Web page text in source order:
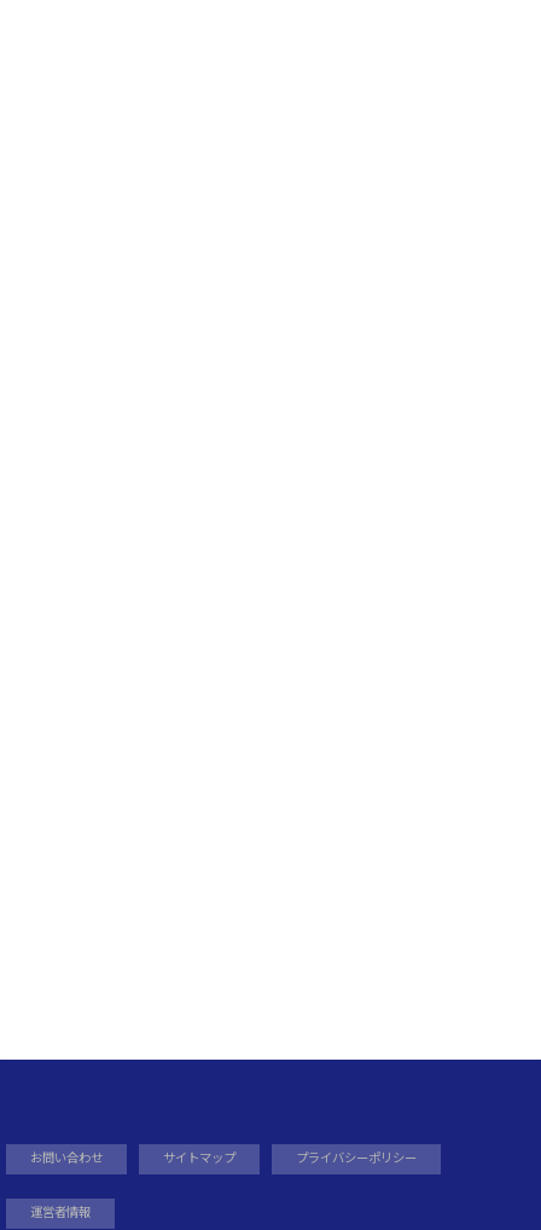
お問い合わせ サイトマップ プライバシーポリシー
運営者情報